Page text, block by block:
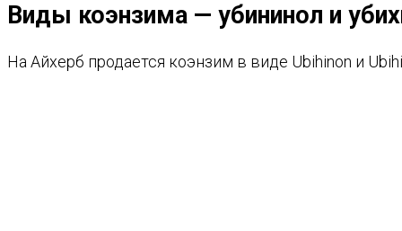
Виды коэнзима — убининол и
На Айхерб продается коэнзим в виде Ubihinon и